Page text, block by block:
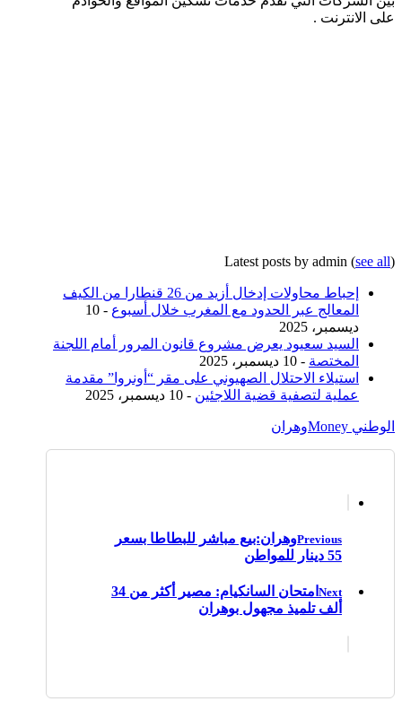
على الانترنت .
Latest posts by admin (see all)
إحباط محاولات إدخال أزيد من 26 قنطارا من الكيف
المعالج عبر الحدود مع المغرب خلال أسبوع
- 10
ديسمبر، 2025
السيد سعيود يعرض مشروع قانون المرور أمام اللجنة
المختصة - 10 ديسمبر، 2025
استيلاء الاحتلال الصهيوني على مقر “أونروا” مقدمة
عملية لتصفية قضية اللاجئين - 10 ديسمبر، 2025
الوطني Money وهران
Previousوهران:بيع مباشر للبطاطا بسعر
55 دينار للمواطن
Next
امتحان السانكيام: مصير أكثر من 34
ألف تلميذ مجهول بوهران